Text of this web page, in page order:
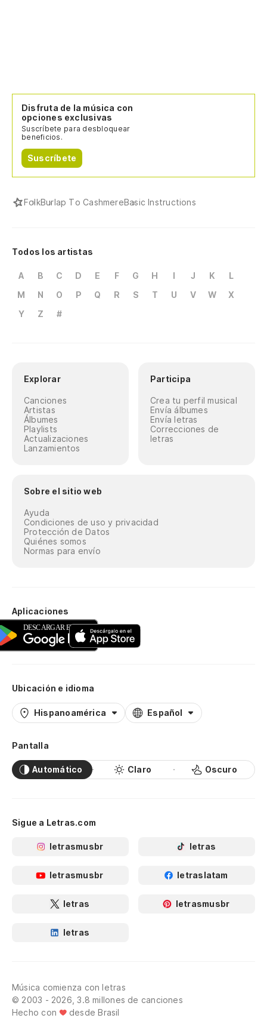
Disfruta de la música con
opciones exclusivas
Suscríbete para desbloquear
beneficios.
Suscríbete
FolkBurlap To CashmereBasic Instructions
Todos los artistas
A B C D E F G H I J K
L
M
N O P Q R S T U V W
X
Y
Z #
Explorar
Canciones
Artistas
Álbumes
Playlists
Actualizaciones
Lanzamientos
Participa
Crea tu perfil musical
Envía álbumes
Envía letras
Correcciones de
letras
Sobre el sitio web
Ayuda
Condiciones de uso y privacidad
Protección de Datos
Quiénes somos
Normas para envío
Aplicaciones
Ubicación e idioma
Hispanoamérica Español
Pantalla
Automático Claro Oscuro
Sigue a Letras.com
letrasmusbr letras
letrasmusbr letraslatam
letras letrasmusbr
letras
Música comienza con letras
© 2003 - 2026, 3.8 millones de canciones
Hecho con
desde Brasil